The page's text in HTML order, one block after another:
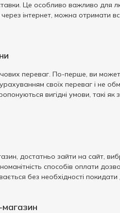
Це особливо важливо для
інтернет, можна
переваг. По-перше, ви
своїх переваг і не
вигідні умови, такі
достатньо зайти на сайт,
способів оплати
без необхідності покидати
магазин